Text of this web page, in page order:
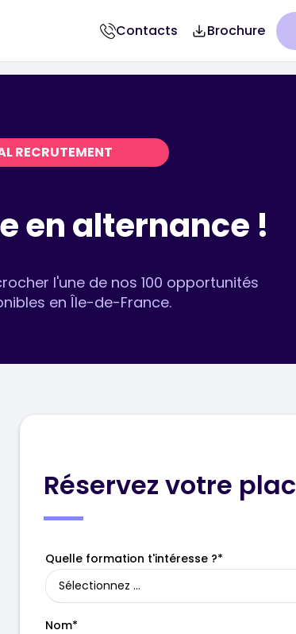
Contacts
Brochure
RECRUTEMENT
en alternance !
l'une de nos 100 opportunités
en Île-de-France.
Réservez votre
Quelle formation t'intéresse ?*
Nom*